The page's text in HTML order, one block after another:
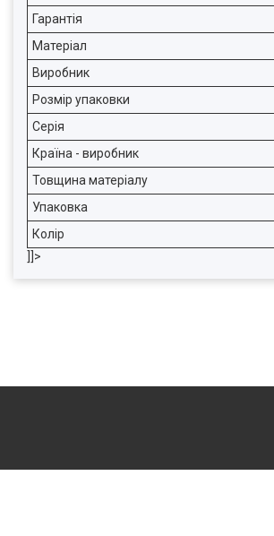
Гарантія
Матеріал
Виробник
Розмір упаковки
Серія
Країна - виробник
Товщина матеріалу
Упаковка
Колір
]]>